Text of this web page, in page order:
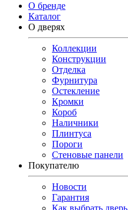
О бренде
Каталог
О дверях
Коллекции
Конструкции
Отделка
Фурнитура
Остекление
Кромки
Короб
Наличники
Плинтуса
Пороги
Стеновые панели
Покупателю
Новости
Гарантия
Как выбрать дверь